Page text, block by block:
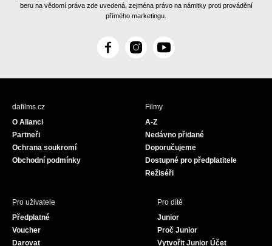
beru na vědomí práva zde uvedená, zejména právo na námitky proti provádění
přímého marketingu.
F
c
I
s
Y
u
dafilms.cz
O Alianci
Partneři
Ochrana soukromí
Obchodní podmínky
Filmy
A-Z
Nedávno přidané
Doporučujeme
Dostupné pro předplatitele
Režiséři
Pro uživatele
Předplatné
Voucher
Darovat
Pro dítě
Junior
Proč Junior
Vytvořit Junior Účet